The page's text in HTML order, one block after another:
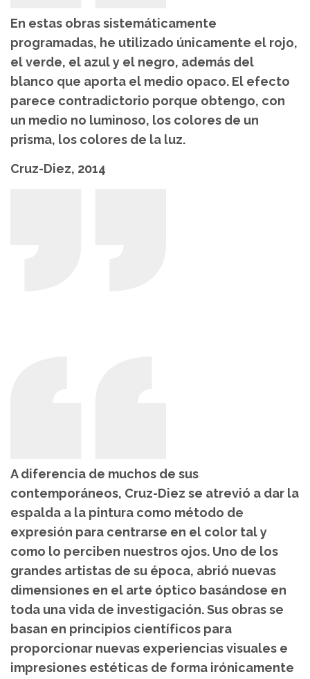
En estas obras sistemáticamente
programadas, he utilizado únicamente el rojo,
el verde, el azul y el negro, además del
blanco que aporta el medio opaco. El efecto
parece contradictorio porque obtengo, con
un medio no luminoso, los colores de un
prisma, los colores de la luz.
Cruz-Diez, 2014
A diferencia de muchos de sus
contemporáneos, Cruz-Diez se atrevió a dar la
espalda a la pintura como método de
expresión para centrarse en el color tal y
como lo perciben nuestros ojos. Uno de los
grandes artistas de su época, abrió nuevas
dimensiones en el arte óptico basándose en
toda una vida de investigación. Sus obras se
basan en principios científicos para
proporcionar nuevas experiencias visuales e
impresiones estéticas de forma irónicamente